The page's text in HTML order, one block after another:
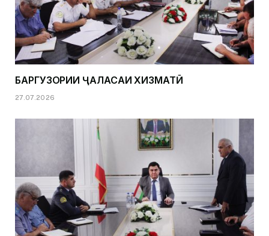
БАРГУЗОРИИ ҶАЛАСАИ ХИЗМАТӢ
27.07.2026